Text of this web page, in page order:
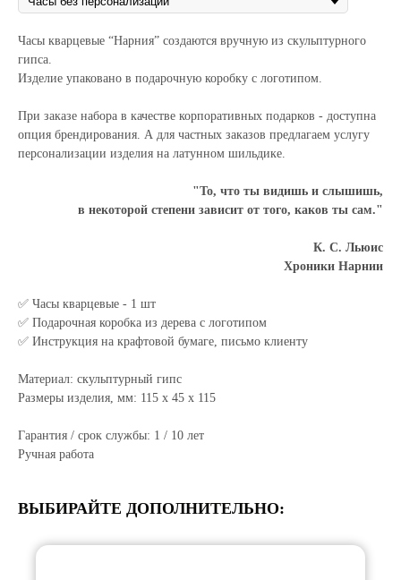
Часы кварцевые “Нарния” создаются вручную из скульптурного
гипса.
Изделие упаковано в подарочную коробку с логотипом.
При заказе набора в качестве корпоративных подарков - доступна
опция брендирования. А для частных заказов предлагаем услугу
персонализации изделия на латунном шильдике.
"То, что ты видишь и слышишь,
в некоторой степени зависит от того, каков ты сам."
К. С. Льюис
Хроники Нарнии
✅ Часы кварцевые - 1 шт
✅ Подарочная коробка из дерева с логотипом
✅ Инструкция на крафтовой бумаге, письмо клиенту
Материал: скульптурный гипс
Размеры изделия, мм: 115 х 45 х 115
Гарантия / срок службы: 1 / 10 лет
Ручная работа
ВЫБИРАЙТЕ ДОПОЛНИТЕЛЬНО: